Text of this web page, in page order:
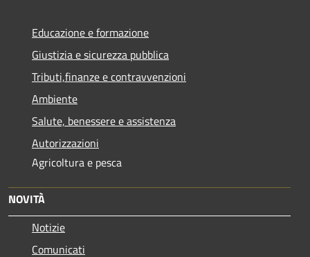
Educazione e formazione
Giustizia e sicurezza pubblica
Tributi,finanze e contravvenzioni
Ambiente
Salute, benessere e assistenza
Autorizzazioni
Agricoltura e pesca
NOVITÀ
Notizie
Comunicati